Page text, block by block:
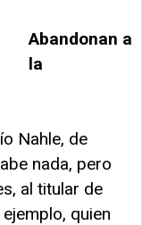
Abandonan a
la
Nahle, de
nada, pero
al titular de
quien